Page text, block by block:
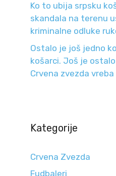
Ko to ubija srpsku
skandala na terenu
kriminalne odluke
Ostalo je još jedno
košarci. Još je
Crvena zvezda
Kategorije
Crvena Zvezda
Fudbaleri